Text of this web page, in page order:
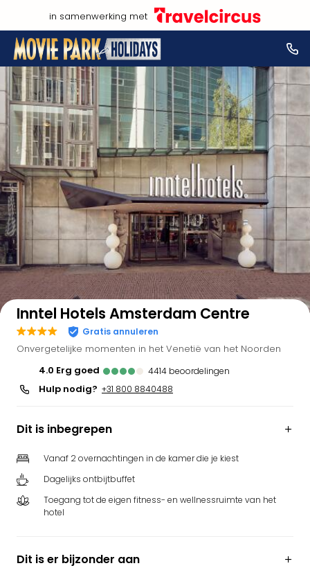
in samenwerking met
Bekijk op kaart
Inntel Hotels Amsterdam Centre
Gratis annuleren
Onvergetelijke momenten in het Venetië van het Noorden
4.0
erg goed 4414 beoordelingen
Hulp nodig? +31 800 8840488
Dit is inbegrepen
Vanaf 2 overnachtingen in de kamer die je kiest
Dagelijks ontbijtbuffet
Toegang tot de eigen fitness- en wellnessruimte van het
hotel
Dit is er bijzonder aan